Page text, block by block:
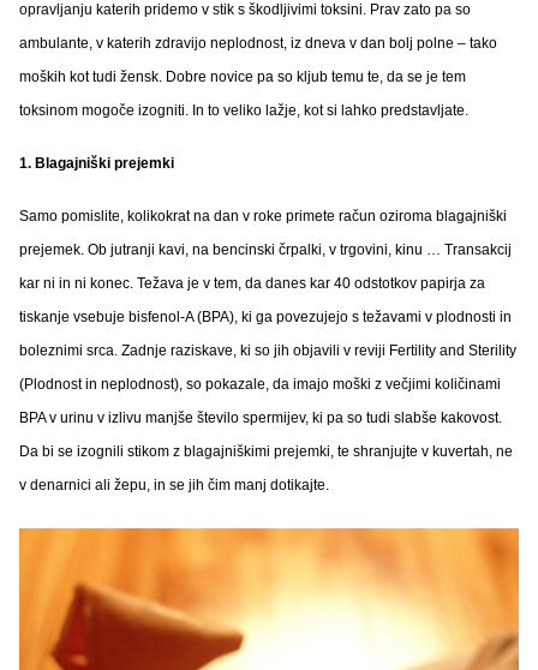
opravljanju katerih pridemo v stik s škodljivimi toksini. Prav zato pa so
ambulante, v katerih zdravijo neplodnost, iz dneva v dan bolj polne – tako
moških kot tudi žensk. Dobre novice pa so kljub temu te, da se je tem
toksinom mogoče izogniti. In to veliko lažje, kot si lahko predstavljate.
1. Blagajniški prejemki
Samo pomislite, kolikokrat na dan v roke primete račun oziroma blagajniški
prejemek. Ob jutranji kavi, na bencinski črpalki, v trgovini, kinu … Transakcij
kar ni in ni konec. Težava je v tem, da danes kar 40 odstotkov papirja za
tiskanje vsebuje bisfenol-A (BPA), ki ga povezujejo s težavami v plodnosti in
boleznimi srca. Zadnje raziskave, ki so jih objavili v reviji Fertility and Sterility
(Plodnost in neplodnost), so pokazale, da imajo moški z večjimi količinami
BPA v urinu v izlivu manjše število spermijev, ki pa so tudi slabše kakovost.
Da bi se izognili stikom z blagajniškimi prejemki, te shranjujte v kuvertah, ne
v denarnici ali žepu, in se jih čim manj dotikajte.